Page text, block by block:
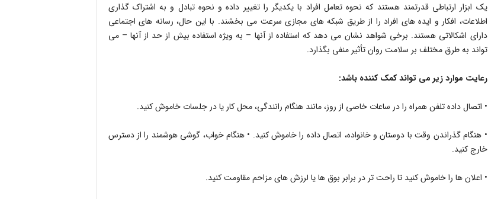
یک ابزار ارتباطی قدرتمند هستند که نحوه تعامل افراد با یکدیگر را تغییر داده و نحوه تبادل و به اشتراک گذاری
اطلاعات، افکار و ایده های افراد را از طریق شبکه های مجازی سرعت می بخشند. با این حال، رسانه های اجتماعی
دارای اشکالاتی هستند. برخی شواهد نشان می دهد که استفاده از آنها – به ویژه استفاده بیش از حد از آنها – می
تواند به طرق مختلف بر سلامت روان تأثیر منفی بگذارد.
رعایت موارد زیر می تواند کمک کننده باشد:
• اتصال داده تلفن همراه را در ساعات خاصی از روز، مانند هنگام رانندگی، محل کار یا در جلسات خاموش کنید.
• هنگام گذراندن وقت با دوستان و خانواده، اتصال داده را خاموش کنید. • هنگام خواب، گوشی هوشمند را از دسترس
خارج کنید.
• اعلان ها را خاموش کنید تا راحت تر در برابر بوق ها یا لرزش های مزاحم مقاومت کنید.